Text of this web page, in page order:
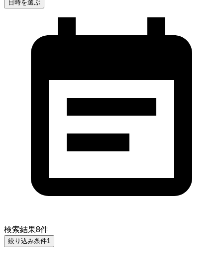
日時を選ぶ
検索結果8件
絞り込み条件1